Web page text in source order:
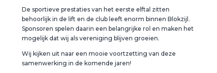
De sportieve prestaties van het eerste elftal zitten
behoorlijk in de lift en de club leeft enorm binnen Blokzijl.
Sponsoren spelen daarin een belangrijke rol en maken het
mogelijk dat wij als vereniging blijven groeien.
Wij kijken uit naar een mooie voortzetting van deze
samenwerking in de komende jaren!